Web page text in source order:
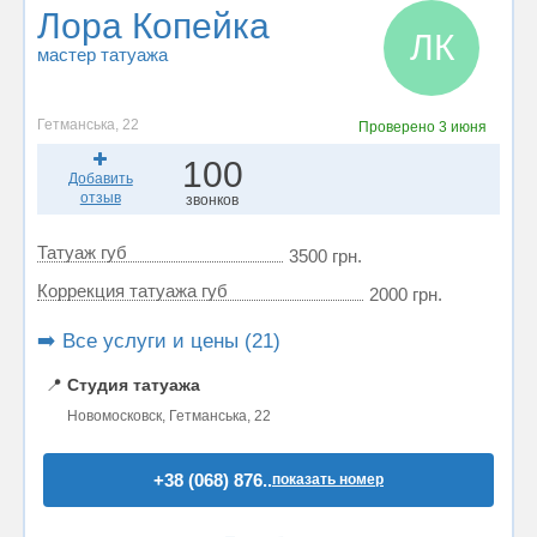
Лора Копейка
мастер татуажа ЛК
Гетманська, 22 Проверено3 июня
Добавить
отзыв
100
звонков
Татуаж губ
3500 грн.
Коррекция татуажа губ
2000 грн.
➡️ Все услуги и цены (21)
📍 Студия татуажа
Новомосковск, Гетманська, 22
+38 (068) 876..показать номер